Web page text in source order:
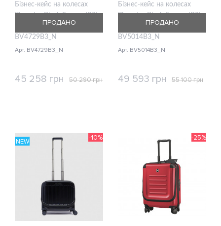
Бізнес-кейс на колесах
Piquadro Black Square (B3)
Black S Маленький
BV4729B3_N
Арт. BV4729B3_N
ПРОДАНО
45 258 грн 50 290 грн
Бізнес-кейс на колесах
Piquadro Black Square (B3)
Black S Маленький
BV5014B3_N
Арт. BV5014B3_N
ПРОДАНО
49 593 грн 55 100 грн
NEW -10% -25%